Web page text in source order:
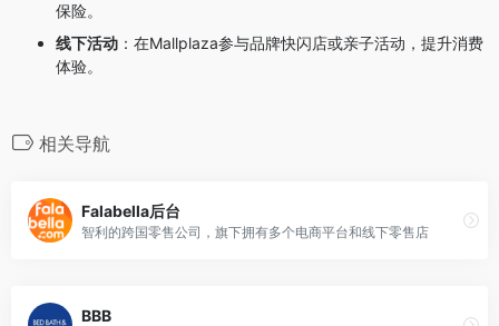
保险。
线下活动 ：在Mallplaza参与品牌快闪店或亲子活动，提升消费
体验。
相关导航
Falabella后台
智利的跨国零售公司，旗下拥有多个电商平台和线下零售店
BBB